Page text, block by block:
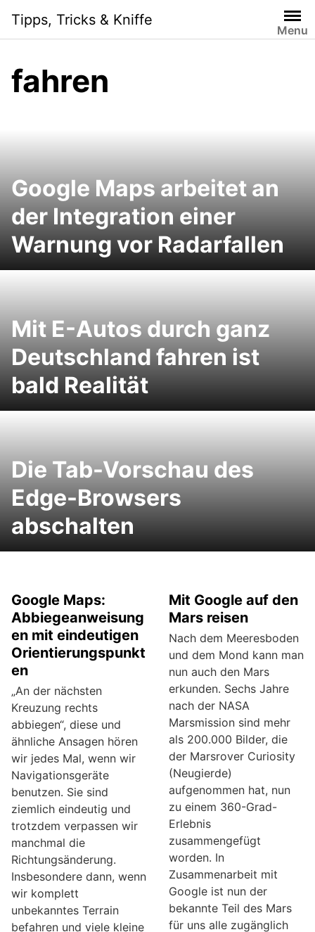
i
Tipps, Tricks & Kniffe
Menu
fahren
Google Maps arbeitet an
der Integration einer
Warnung vor Radarfallen
Mit E-Autos durch ganz
Deutschland fahren ist
bald Realität
Die Tab-Vorschau des
Edge-Browsers
abschalten
Google Maps:
Abbiegeanweisung
en mit eindeutigen
Orientierungspunkt
en
„An der nächsten
Kreuzung rechts
abbiegen“, diese und
ähnliche Ansagen hören
wir jedes Mal, wenn wir
Navigationsgeräte
benutzen. Sie sind
ziemlich eindeutig und
trotzdem verpassen wir
manchmal die
Richtungsänderung.
Insbesondere dann, wenn
wir komplett
unbekanntes Terrain
befahren und viele kleine
Mit Google auf den
Mars reisen
Nach dem Meeresboden
und dem Mond kann man
nun auch den Mars
erkunden. Sechs Jahre
nach der NASA
Marsmission sind mehr
als 200.000 Bilder, die
der Marsrover Curiosity
(Neugierde)
aufgenommen hat, nun
zu einem 360-Grad-
Erlebnis
zusammengefügt
worden. In
Zusammenarbeit mit
Google ist nun der
bekannte Teil des Mars
für uns alle zugänglich